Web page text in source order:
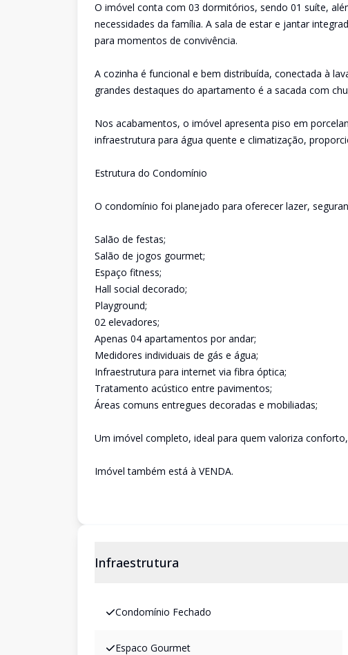
O imóvel conta com 03 dormitórios, sendo 01 suíte,
necessidades da família. A sala de estar e jantar
para momentos de convivência.
A cozinha é funcional e bem distribuída, conectada à
grandes destaques do apartamento é a sacada com
Nos acabamentos, o imóvel apresenta piso em
infraestrutura para água quente e climatização,
Estrutura do Condomínio
O condomínio foi planejado para oferecer lazer,
Salão de festas;
Salão de jogos gourmet;
Espaço fitness;
Hall social decorado;
Playground;
02 elevadores;
Apenas 04 apartamentos por andar;
Medidores individuais de gás e água;
Infraestrutura para internet via fibra óptica;
Tratamento acústico entre pavimentos;
Áreas comuns entregues decoradas e mobiliadas;
Um imóvel completo, ideal para quem valoriza
Imóvel também está à VENDA.
Infraestrutura
Condomínio Fechado
Espaco Gourmet